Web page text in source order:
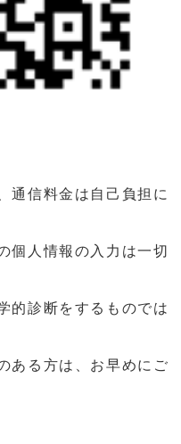
通信料金は自己負担に
個人情報の入力は一切
的診断をするものでは
ある方は、お早めにご